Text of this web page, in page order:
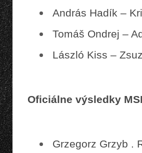
András Hadík –
Tomáš Ondrej –
László Kiss –
Oficiálne výsledky
Grzegorz Grzyb .